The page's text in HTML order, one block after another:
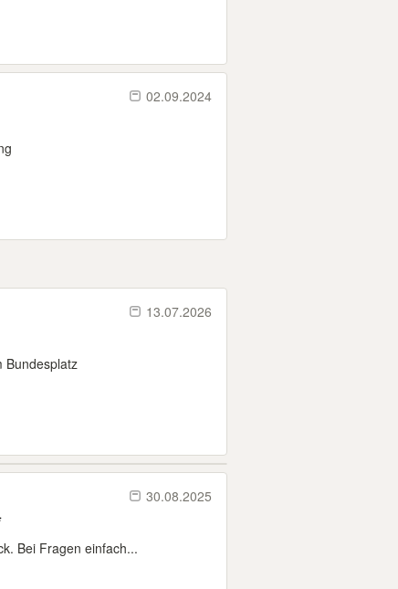
02.09.2024
13.07.2026
Bundesplatz
30.08.2025
Bei Fragen einfach...